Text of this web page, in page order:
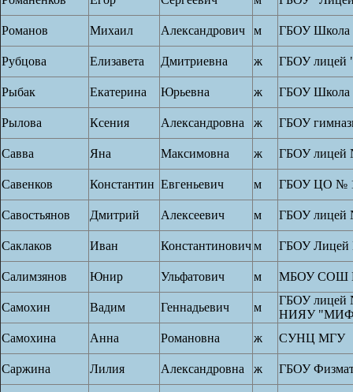
Романов Михаил Александрович м ГБОУ Школа
Рубцова Елизавета Дмитриевна ж ГБОУ лицей
Рыбак Екатерина Юрьевна ж ГБОУ Школа
Рылова Ксения Александровна ж ГБОУ
Савва Яна Максимовна ж ГБОУ лицей
Савенков Константин Евгеньевич м ГБОУ ЦО №
Савостьянов Дмитрий Алексеевич м ГБОУ лицей
Саклаков Иван Константиновичм ГБОУ Лицей
Салимзянов Юнир Ульфатович м МБОУ СОШ
Самохин Вадим Геннадьевич м
ГБОУ лицей
НИЯУ
Самохина
Анна Романовна ж СУНЦ МГУ
Саржина Лилия Александровна ж ГБОУ